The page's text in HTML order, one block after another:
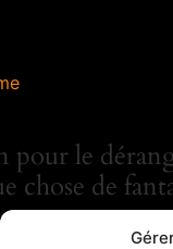
pour le
chose de